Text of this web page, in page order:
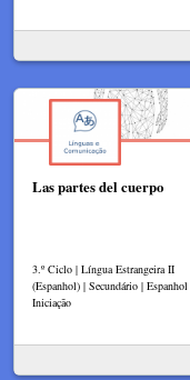
Las partes del cuerpo
3.º Ciclo | Língua Estrangeira II
(Espanhol) | Secundário | Espanhol
Iniciação